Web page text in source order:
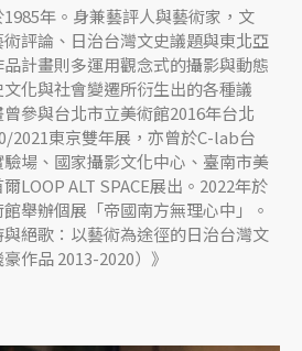
年。身兼藝評人與藝術家，文
評論、日治台灣文史議題與東北亞
計畫則多運用觀念式的攝影與動態
化與社會變遷所衍生出的各種議
參與台北市立美術館2016年台北
2021東京雙年展，亦曾於C-lab台
場、國家攝影文化中心、臺南市美
LOOP ALT SPACE展出。2022年於
舉辦個展「帝國南方無理心中」。
絕歌：以藝術為途徑的日治台灣文
作品 2013-2020）》